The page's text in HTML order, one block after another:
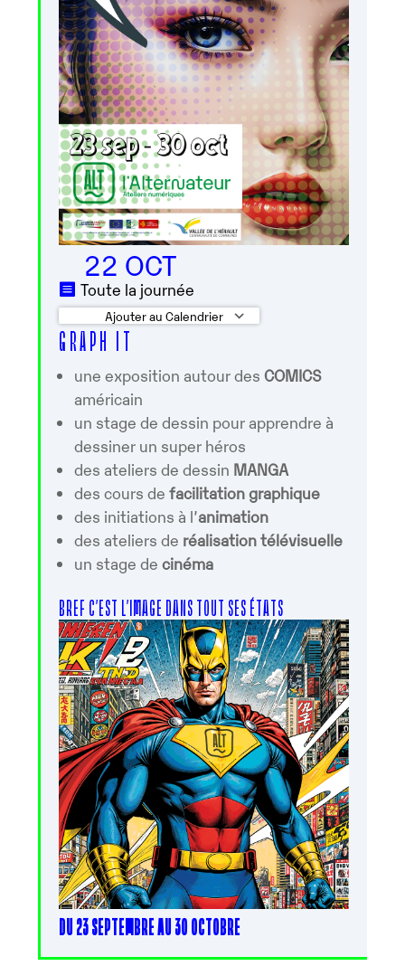
22 OCT
Toute la journée
Ajouter au Calendrier
Télécharger ICS
G R A P H I T
une exposition autour desCOMICS
américain
un stage de dessin pour apprendre à
dessiner un super héros
des ateliers de dessin MANGA
des cours defacilitation graphique
des initiations à l’animation
des ateliers de réalisation télévisuelle
un stage decinéma
BREF C’EST L’IMAGE DANS TOUT SES ÉTATS
DU 23 SEPTEMBRE AU 30 OCTOBRE